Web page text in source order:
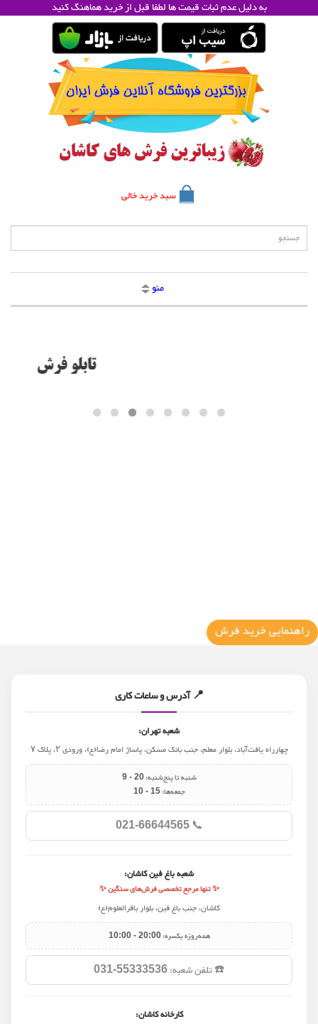
سبد خرید خالی
منو
راهنمایی خرید فرش
به دلیل عدم ثبات قیمت ها لطفا قبل از خرید هماهنگ کنید
📍 آدرس و ساعات کاری
شعبه تهران:
چهارراه یافت‌آباد، بلوار معلم، جنب بانک مسکن، پاساژ امام رضا(ع)، ورودی ۲، پلاک ۷
شنبه تا پنج‌شنبه:9 - 20
جمعه‌ها:10 - 15
📞
021-66644565
شعبه باغ فین کاشان:
✨ تنها مرجع تخصصی فرش‌های سنگین ✨
کاشان، جنب باغ فین، بلوار باقرالعلوم(ع)
همه‌روزه یکسره:10:00 - 20:00
☎️ تلفن شعبه: 031-55333536
کارخانه کاشان: